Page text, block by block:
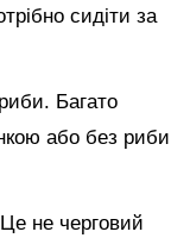
сидіти за
Багато
або без риби
не черговий